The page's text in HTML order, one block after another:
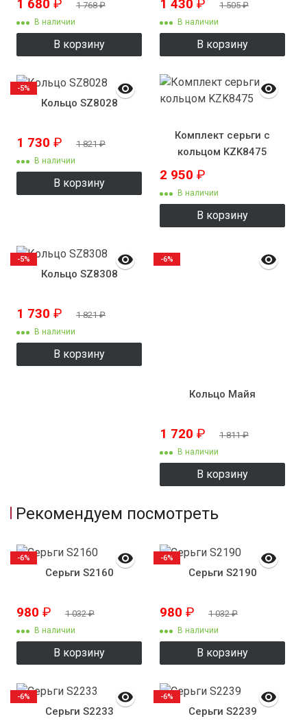
1 680 ₽ 1 768₽
В наличии
В корзину
1 430 ₽ 1 505₽
В наличии
В корзину
Кольцо SZ8028
1 730 ₽ 1 821₽
В наличии
В корзину
-5%
Комплект серьги с
кольцом KZK8475
2 950 ₽
В наличии
В корзину
Кольцо SZ8308
1 730 ₽ 1 821₽
В наличии
В корзину
-5%
Кольцо Майя
1 720 ₽ 1 811₽
В наличии
В корзину
-6%
Рекомендуем посмотреть
Серьги S2160
980 ₽ 1 032₽
В наличии
В корзину
-6%
Серьги S2190
980 ₽ 1 032₽
В наличии
В корзину
-6%
Серьги S2233
-6%
Серьги S2239
-6%